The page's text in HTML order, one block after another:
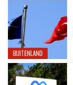
BUITENLAND